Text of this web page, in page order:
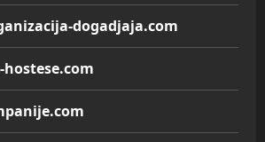
dogadjaja.com